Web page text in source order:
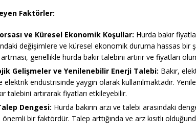
Faktörler:
ve Küresel Ekonomik Koşullar: Hurda bakır
değişimlere ve küresel ekonomik duruma hassas bir
genellikle hurda bakır talebini artırır ve fiyatları
Gelişmeler ve Yenilenebilir Enerji Talebi: Bakır,
elektrik endüstrisinde yaygın olarak kullanılmaktadır.
talebini artırarak fiyatları etkileyebilir.
Dengesi: Hurda bakırın arzı ve talebi arasındaki
bir faktördür. Talep arttığında ve arz kısıtlı